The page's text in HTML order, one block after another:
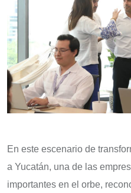
En este escenario de
a Yucatán, una de las
importantes en el orbe,